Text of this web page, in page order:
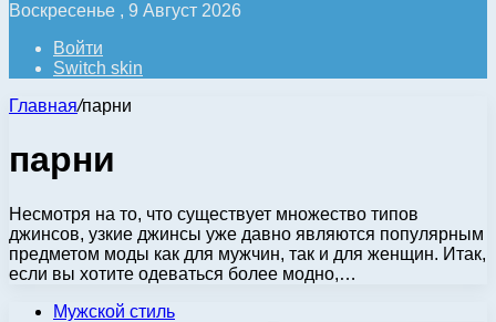
Воскресенье , 9 Август 2026
Войти
Switch skin
Главная/парни
парни
Несмотря на то, что существует множество типов
джинсов, узкие джинсы уже давно являются популярным
предметом моды как для мужчин, так и для женщин. Итак,
если вы хотите одеваться более модно,…
Мужской стиль